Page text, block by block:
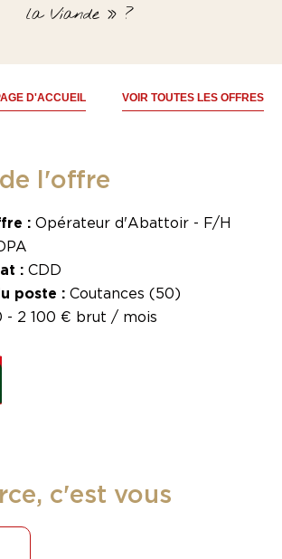
la Viande » ?
D'ACCUEIL VOIR TOUTES LES OFFRES
l'offre
: Opérateur d'Abattoir - F/H
: CDD
poste : Coutances (50)
- 2 100 € brut / mois
c'est vous